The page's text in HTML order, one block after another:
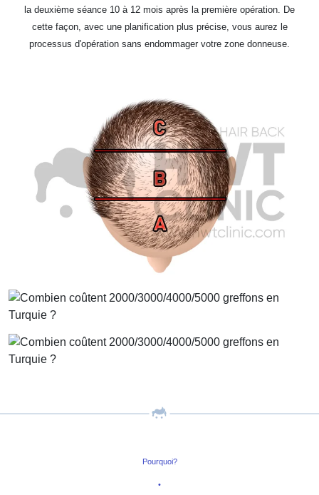
la deuxième séance 10 à 12 mois après la première opération. De
cette façon, avec une planification plus précise, vous aurez le
processus d'opération sans endommager votre zone donneuse.
Pourquoi?
•